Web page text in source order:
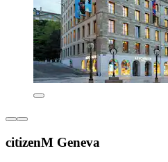
citizenM Geneva